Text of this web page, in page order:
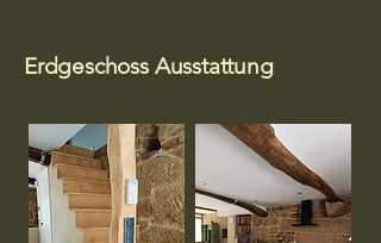
Erdgeschoss Ausstattung